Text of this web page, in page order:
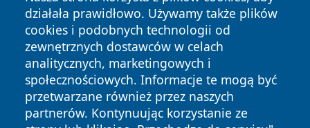
działała prawidłowo. Używamy także plików
cookies i podobnych technologii od
zewnętrznych dostawców w celach
analitycznych, marketingowych i
społecznościowych. Informacje te mogą być
przetwarzane również przez naszych
partnerów. Kontynuując korzystanie ze
Copyright © 2026 olkuszonline.pl Wszystkie prawa
zastrzeżone.
News Autorzy
Polityka
Polityka